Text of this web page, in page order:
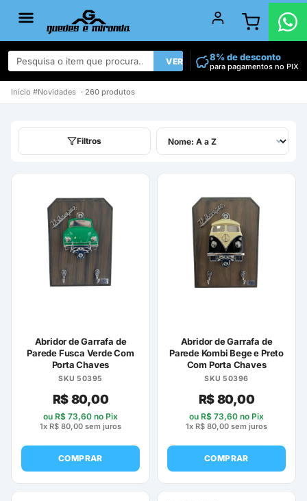
VER TODOS8% de desconto
para pagamentos no PIX
Início #Novidades · 260 produtos
Filtros
Abridor de Garrafa de
Parede Fusca Verde Com
Porta Chaves
SKU 50395
R$80,00
ou R$ 73,60 no Pix
1x R$ 80,00 sem juros
COMPRAR
Abridor de Garrafa de
Parede Kombi Bege e Preto
Com Porta Chaves
SKU 50396
R$80,00
ou R$ 73,60 no Pix
1x R$ 80,00 sem juros
COMPRAR